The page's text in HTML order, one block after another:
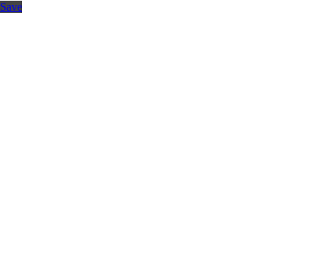
Save